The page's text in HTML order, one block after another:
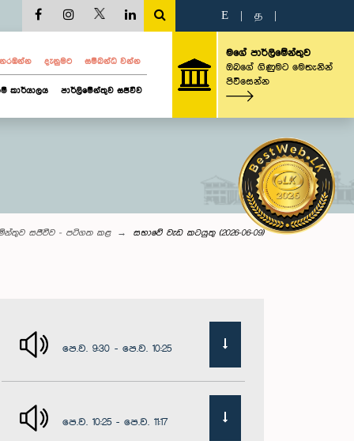
E த
දැනුමට සම්බන්ධ වන්න
කාර්යාලය පාර්ලිමේන්තුව සජීවීව
මගේ පාර්ලිමේන්තුව
ඔබගේ ගිණුමට මෙතැනින්
පිවිසෙන්න
සජීවීව - පටිගත කළ සභාවේ වැඩ කටයුතු (2026-06-09)
පෙ.ව. 9:30 - පෙ.ව. 10:25
පෙ.ව. 10:25 - පෙ.ව. 11:17